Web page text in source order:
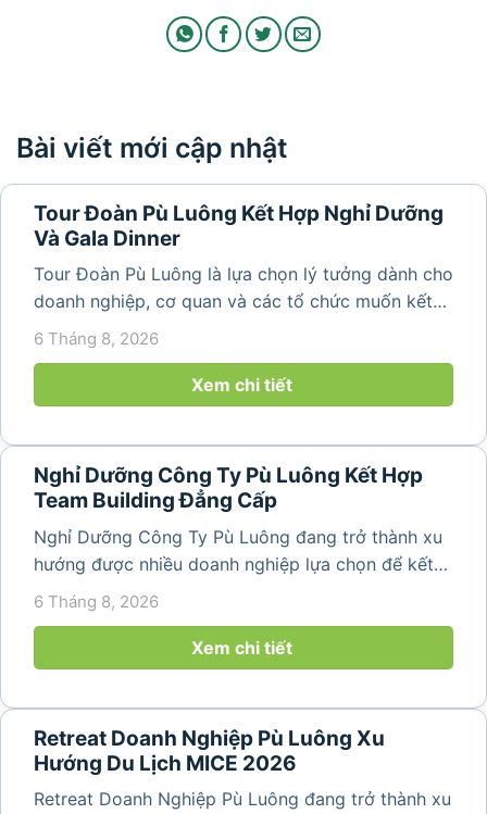
Bài viết mới cập nhật
Tour Đoàn Pù Luông Kết Hợp Nghỉ Dưỡng
Và Gala Dinner
Tour Đoàn Pù Luông là lựa chọn lý tưởng dành cho
doanh nghiệp, cơ quan và các tổ chức muốn kết
hợp nghỉ dưỡng, tham quan và tổ chức các hoạt
nguyên sơ, không khí...
6 Tháng 8, 2026
Xem chi tiết
Nghỉ Dưỡng Công Ty Pù Luông Kết Hợp
Team Building Đẳng Cấp
Nghỉ Dưỡng Công Ty Pù Luông đang trở thành xu
hướng được nhiều doanh nghiệp lựa chọn để kết
hợp giữa nghỉ ngơi, tái tạo năng lượng và xây
dựng tinh thần đồng đội. Thay vì những chuyến du
lịch đơn thuần, nhiều công ty...
6 Tháng 8, 2026
Xem chi tiết
Retreat Doanh Nghiệp Pù Luông Xu
Hướng Du Lịch MICE 2026
Retreat Doanh Nghiệp Pù Luông đang trở thành xu